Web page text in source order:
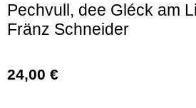
Pechvull, dee Gléck am
Fränz Schneider
24,00 €